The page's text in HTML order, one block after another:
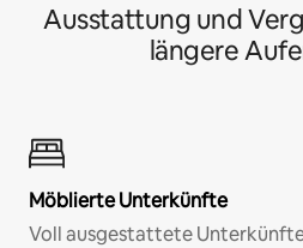
Ausstattung und
längere
Möblierte Unterkünfte
Voll ausgestattete